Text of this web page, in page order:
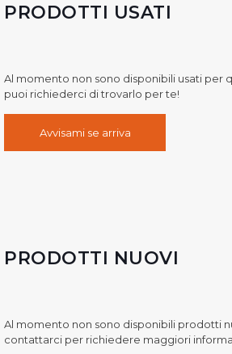
PRODOTTI USATI
Al momento non sono disponibili usati per
puoi richiederci di trovarlo per te!
Avvisami se arriva
PRODOTTI NUOVI
Al momento non sono disponibili prodotti
contattarci per richiedere maggiori